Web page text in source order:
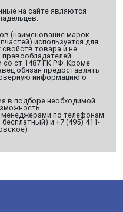
на сайте являются
(наименование марок
используется для
свойств товара и не
со ст 1487 ГК РФ. Кроме
обязан предоставлять
информацию о
в подборе необходимой
по телефонам
и +7 (495) 411-